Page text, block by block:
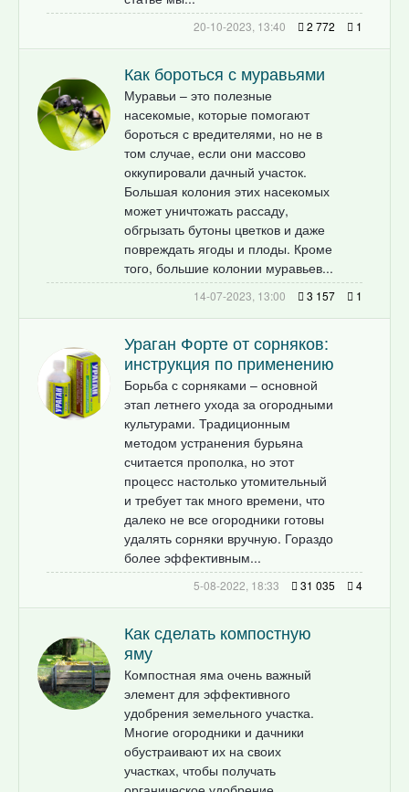
20-10-2023, 13:40 2 772 1
Как бороться с муравьями
Муравьи – это полезные
насекомые, которые помогают
бороться с вредителями, но не в
том случае, если они массово
оккупировали дачный участок.
Большая колония этих насекомых
может уничтожать рассаду,
обгрызать бутоны цветков и даже
повреждать ягоды и плоды. Кроме
того, большие колонии муравьев...
14-07-2023, 13:00 3 157 1
Ураган Форте от сорняков:
инструкция по применению
Борьба с сорняками – основной
этап летнего ухода за огородными
культурами. Традиционным
методом устранения бурьяна
считается прополка, но этот
процесс настолько утомительный
и требует так много времени, что
далеко не все огородники готовы
удалять сорняки вручную. Гораздо
более эффективным...
5-08-2022, 18:33 31 035 4
Как сделать компостную
яму
Компостная яма очень важный
элемент для эффективного
удобрения земельного участка.
Многие огородники и дачники
обустраивают их на своих
участках, чтобы получать